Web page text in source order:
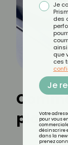
Je
des
que
ces
Je
Votre
pour vous
désinscrire
dans la
prenez